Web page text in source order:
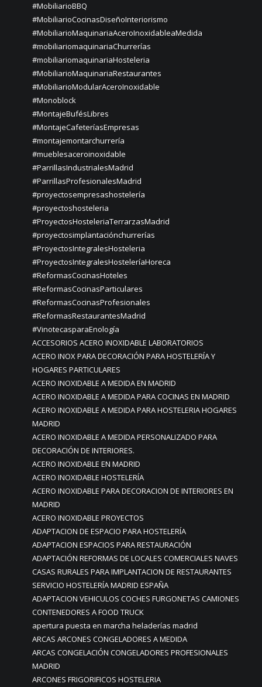
#MobiliarioBBQ
#MobiliarioCocinasDiseñoInteriorismo
#MobiliarioMaquinariaAceroInoxidableaMedida
#mobiliariomaquinariaChurrerías
#mobiliariomaquinariaHosteleria
#MobiliarioMaquinariaRestaurantes
#MobiliarioModularAceroInoxidable
#Monoblock
#MontajeBufésLibres
#MontajeCafeteríasEmpresas
#montajemontarchurrería
#mueblesaceroinoxidable
#ParrillasIndustrialesMadrid
#ParrillasProfesionalesMadrid
#proyectosempresashostelería
#proyectoshosteleria
#ProyectosHosteleriaTerrarzasMadrid
#proyectosimplantaciónchurrerías
#ProyectosIntegralesHosteleria
#ProyectosIntegralesHosteleríaHoreca
#ReformasCocinasHoteles
#ReformasCocinasParticulares
#ReformasCocinasProfesionales
#ReformasRestaurantesMadrid
#VinotecasparaEnología
ACCESORIOS ACERO INOXIDABLE LABORATORIOS
ACERO INOX PARA DECORACIÓN PARA HOSTELERÍA Y
HOGARES PARTICULARES
ACERO INOXIDABLE A MEDIDA EN MADRID
ACERO INOXIDABLE A MEDIDA PARA COCINAS EN MADRID
ACERO INOXIDABLE A MEDIDA PARA HOSTELERIA HOGARES
MADRID
ACERO INOXIDABLE A MEDIDA PERSONALIZADO PARA
DECORACIÓN DE INTERIORES.
ACERO INOXIDABLE EN MADRID
ACERO INOXIDABLE HOSTELERÍA
ACERO INOXIDABLE PARA DECORACION DE INTERIORES EN
MADRID
ACERO INOXIDABLE PROYECTOS
ADAPTACION DE ESPACIO PARA HOSTELERÍA
ADAPTACION ESPACIOS PARA RESTAURACIÓN
ADAPTACIÓN REFORMAS DE LOCALES COMERCIALES NAVES
CASAS RURALES PARA IMPLANTACION DE RESTAURANTES
SERVICIO HOSTELERÍA MADRID ESPAÑA
ADAPTACION VEHICULOS COCHES FURGONETAS CAMIONES
CONTENEDORES A FOOD TRUCK
apertura puesta en marcha heladerías madrid
ARCAS ARCONES CONGELADORES A MEDIDA
ARCAS CONGELACIÓN CONGELADORES PROFESIONALES
MADRID
ARCONES FRIGORIFICOS HOSTELERIA